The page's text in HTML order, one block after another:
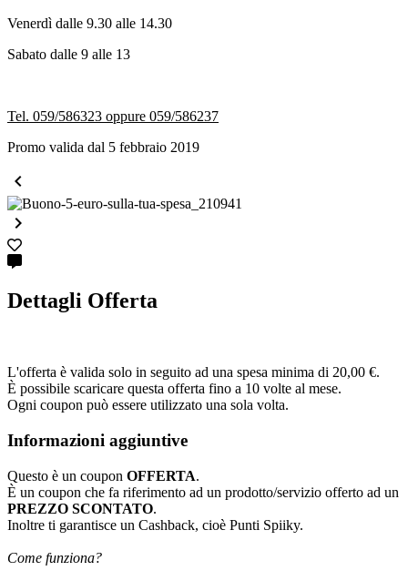
Venerdì dalle 9.30 alle 14.30
Sabato dalle 9 alle 13
Tel. 059/586323 oppure 059/586237
Promo valida dal 5 febbraio 2019


Dettagli Offerta
L'offerta è valida solo in seguito ad una spesa minima di 20,00 €.
È possibile scaricare questa offerta fino a 10 volte al mese.
Ogni coupon può essere utilizzato una sola volta.
Informazioni aggiuntive
Questo è un coupon OFFERTA.
È un coupon che fa riferimento ad un prodotto/servizio offerto ad un
PREZZO SCONTATO.
Inoltre ti garantisce un Cashback, cioè Punti Spiiky.
Come funziona?